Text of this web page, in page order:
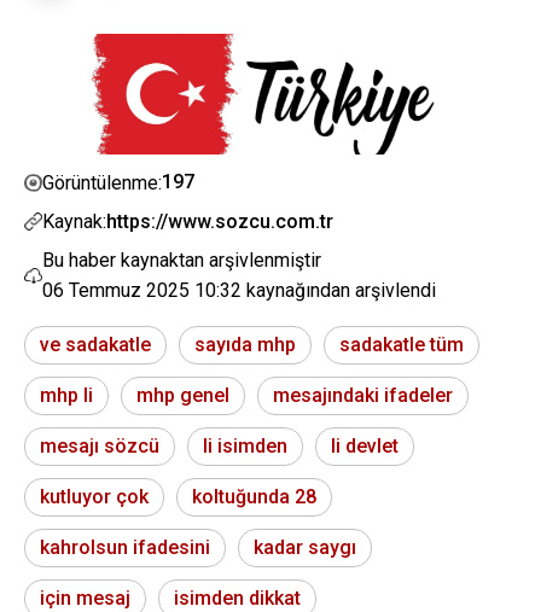
Görüntülenme:197
Kaynak:https://www.sozcu.com.tr
Bu haber kaynaktan arşivlenmiştir
06 Temmuz 2025 10:32 kaynağından arşivlendi
ve sadakatle sayıda mhp sadakatle tüm
mhp li mhp genel mesajındaki ifadeler
mesajı sözcü li isimden li devlet
kutluyor çok koltuğunda 28
kahrolsun ifadesini kadar saygı
için mesaj isimden dikkat